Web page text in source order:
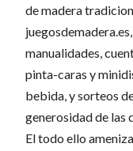
de madera
manualidades,
pinta-caras y
bebida, y sorteos
generosidad de las
El todo ello